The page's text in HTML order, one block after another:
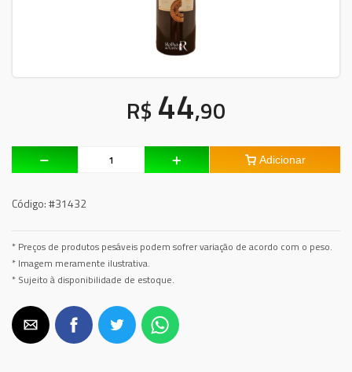
R$ 44,90
Adicionar
Código:#31432
* Preços de produtos pesáveis podem sofrer variação de acordo com o peso.
* Imagem meramente ilustrativa.
* Sujeito à disponibilidade de estoque.